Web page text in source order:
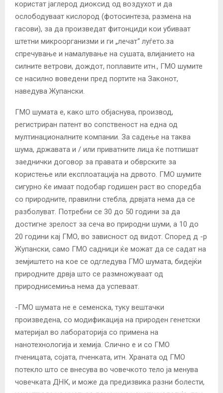
користат јаглерод диоксид од воздухот и да
ослободуваат кислород (фотосинтеза, размена на
гасови), за да произведат фитонциди кои убиваат
штетни микроорганизми и ги „лечат“ луѓето.за
спречување и намалување на сушата, влијанието на
силните ветрови, дождот, поплавите итн., ГМО шумите
се насилно воведени пред портите на Законот,
наведува Жупански.
ГМО шумата е, како што објаснува, производ,
регистриран патент во сопственост на една од
мултинационалните компании. За садење на таква
шума, државата и / или приватните лица ќе потпишат
заеднички договор за правата и обврските за
користење или експлоатација на дрвото. ГМО шумите
сигурно ќе имаат подобар годишен раст во споредба
со природните, правилни стебла, дрвјата нема да се
разболуват. Потребни се 30 до 50 години за да
достигне зрелост за сеча во природни шуми, а 10 до
20 години кај ГМО, во зависност од видот. Според д -р
Жупански, само ГМО садници ќе можат да се садат на
земјиштето на кое се одгледува ГМО шумата, бидејќи
природните дрвја што се размножуваат од
природнисемиња нема да успеваат.
-ГМО шумата не е семенска, туку вештачки
произведена, со модификација на природен генетски
материјал во лабораторија со примена на
нанотехнологија и хемија. Слично е и со ГМО
пченицата, сојата, пченката, итн. Храната од ГМО
потекло што се внесува во човечкото тело ја менува
човечката ДНК, и може да предизвика разни болести,